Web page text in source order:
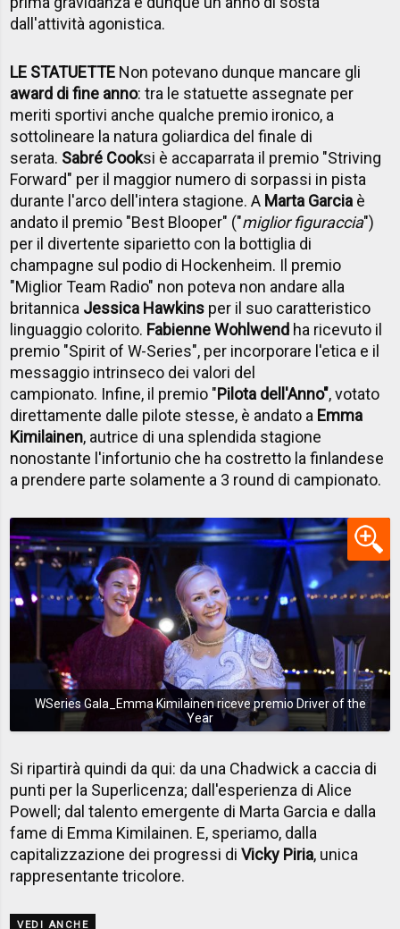
dall'attività agonistica.
LE STATUETTE Non potevano dunque mancare gli
award di fine anno: tra le statuette assegnate per
meriti sportivi anche qualche premio ironico, a
sottolineare la natura goliardica del finale di
serata. Sabré Cooksi è accaparrata il premio "Striving
Forward" per il maggior numero di sorpassi in pista
durante l'arco dell'intera stagione. A Marta Garcia è
andato il premio "Best Blooper" ("miglior figuraccia")
per il divertente siparietto con la bottiglia di
champagne sul podio di Hockenheim. Il premio
"Miglior Team Radio" non poteva non andare alla
britannica Jessica Hawkins per il suo caratteristico
linguaggio colorito. Fabienne Wohlwend ha ricevuto il
premio "Spirit of W-Series", per incorporare l'etica e il
messaggio intrinseco dei valori del
campionato. Infine, il premio "Pilota dell'Anno", votato
direttamente dalle pilote stesse, è andato a Emma
Kimilainen, autrice di una splendida stagione
nonostante l'infortunio che ha costretto la finlandese
a prendere parte solamente a 3 round di campionato.
WSeries Gala_Emma Kimilainen riceve premio Driver of the
Year
Si ripartirà quindi da qui: da una Chadwick a caccia di
punti per la Superlicenza; dall'esperienza di Alice
Powell; dal talento emergente di Marta Garcia e dalla
fame di Emma Kimilainen. E, speriamo, dalla
capitalizzazione dei progressi diVicky Piria, unica
rappresentante tricolore.
VEDI ANCHE